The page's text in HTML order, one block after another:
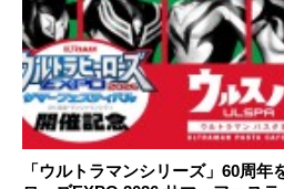
「ウルトラマンシリーズ」60周